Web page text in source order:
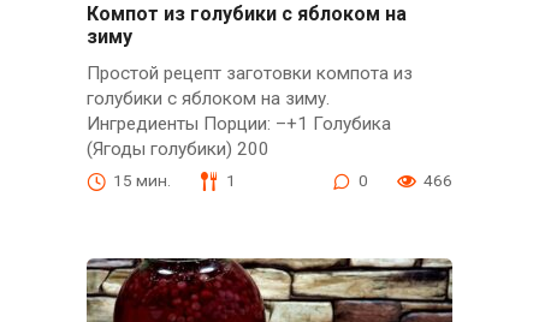
Компот из голубики с яблоком на
зиму
Простой рецепт заготовки компота из
голубики с яблоком на зиму.
Ингредиенты Порции: –+1 Голубика
(Ягоды голубики) 200
15 мин. 1 0 466